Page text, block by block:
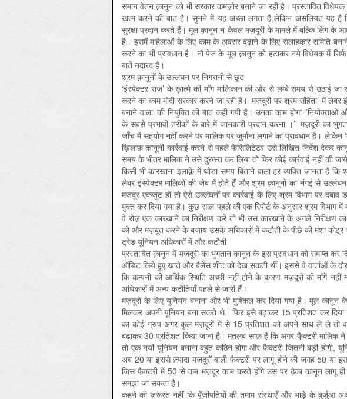
समान वेतन क़ानून को भी सरकार कमज़ोर बनाने जा रही है। प्रस्तावित
ख़त्म करने की बात है। सुनने में यह अच्छा लगता है लेकिन असलियत यह है
सुरक्षा प्रदान करते हैं। मूल क़ानून न केवल मज़दूरी के मामले में बल्कि लिंग के
है। इसमें महिलाओं के लिए काम के अवसर बढ़ाने के लिए सलाहकार समिति
करने का भी प्रावधान है। नौ पेज के मूल क़ानून को हटाकर नये विधेयक में सिर्फ
बातें नदारद हैं।
श्रम क़ानूनों के उल्लंघन पर निगरानी से छूट
‘इंस्पेक्टर राज’ के ख़ात्मे की माँग मालिकान की ओर से लम्बे समय से उठाई जा
करने का काम मोदी सरकार करने जा रही है। ‘मज़दूरी पर श्रम संहिता’ में लेबर
बनाने वाला’ की नियुक्ति की बात कही गयी है। उनका काम होगा
के सबसे प्रभावी तरीकों के बारे में जानकारी प्रदान करना ।’’ मज़दूरी का
जाँच में सहयोग नहीं करने पर मालिक पर जुर्माना लगाने का प्रावधान है। लेकिन
ख़िलाफ़ क़ानूनी कार्रवाई करने से पहले फैसिलिटेटर उसे लिखित निर्देश देकर
समय के भीतर मालिक ने उसे दुरुस्त कर लिया तो फिर कोई कार्रवाई नहीं की
किसी भी कारखाना इलाक़े में थोड़ा समय बिताने वाला हर व्यक्ति जानता है कि
लेबर इंस्पेक्टर मालिकों की जेब में होते हैं और श्रम क़ानूनों का नंगई से उल्लंघन
मज़दूर एकजुट हों तो ऐसे उल्लंघनों पर कार्रवाई के लिए श्रम विभाग पर
मुक्त कर दिया गया है। कुछ साल पहले की एक रिपोर्ट के अनुसार श्रम विभाग
वे रोज़ एक कारखाने का निरीक्षण करें तो भी उस कारखाने के अगले निरीक्षण
को और मज़बूत करने के बजाय उसके अधिकारों में कटौती के पीछे की मंशा
ट्रेड यूनियन अधिकारों में और कटौती
प्रस्तावित क़ानून में मज़दूरी का भुगतान क़ानून के इस प्रावधान को समाप्त
ऑडिट किये हुए खाते और बैलेंस शीट को देख सकती थीं। इससे वे वार्ताओं के
कि कम्पनी की आर्थिक स्थिति अच्छी नहीं होने के कारण मज़दूरों की माँगें
अधिकारों में अन्य कटौतियाँ पहले से जारी हैं।
मज़दूरों के लिए यूनियन बनाना और भी मुश्किल कर दिया गया है। मूल कानून
मिलकर अपनी यूनियन बना सकते थे। फिर इसे बढ़ाकर 15 प्रतिशत कर दिया
का कोई ग्रुप अगर कुल मज़दूरों में से 15 प्रतिशत को अपने साथ ले ले तो
बढ़ाकर 30 प्रतिशत किया जाना है। मतलब साफ़ है कि अगर फै़क्टरी मालिक
तो एक नयी यूनियन बनाना बहुत कठिन होगा और फै़क्टरी जितनी बड़ी होगी,
अब 20 या इससे ज़्यादा मज़दूरों वाली फै़क्टरी पर लागू होने की जगह 50 या
जिस फै़क्टरी में 50 से कम मज़दूर काम करते होंगे उस पर ठेका कानून लागू ही
समझा जा सकता है।
कहने की ज़रूरत नहीं कि पूँजीपतियों की तमाम संस्थाएँ और भाड़े के बुर्जुआ